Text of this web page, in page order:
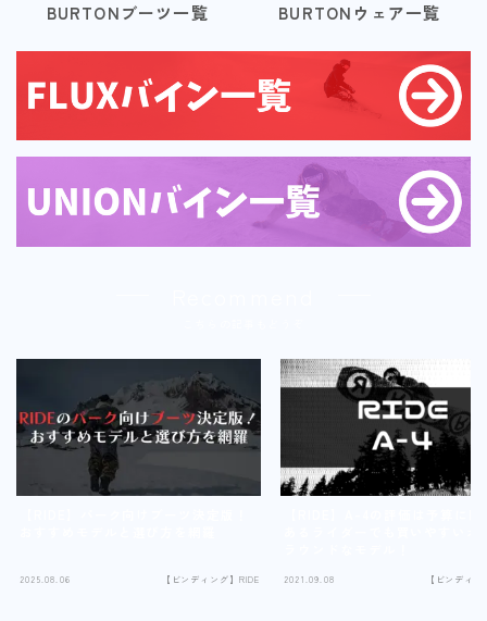
BURTONブーツ一覧 BURTONウェア一覧
2025.08.06 【ビンディング】RIDE 2021.09.08 【ビンディン